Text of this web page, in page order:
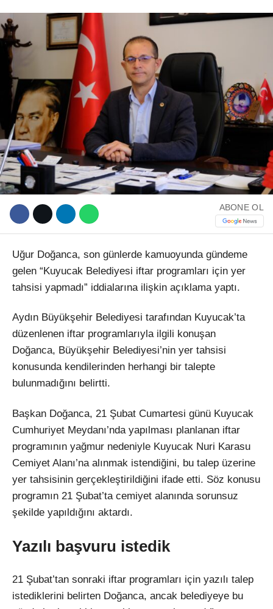
Instagram
Youtube
ABONE OL
Uğur Doğanca, son günlerde kamuoyunda gündeme
gelen “Kuyucak Belediyesi iftar programları için yer
tahsisi yapmadı” iddialarına ilişkin açıklama yaptı.
Aydın Büyükşehir Belediyesi tarafından Kuyucak’ta
düzenlenen iftar programlarıyla ilgili konuşan
Doğanca, Büyükşehir Belediyesi’nin yer tahsisi
konusunda kendilerinden herhangi bir talepte
bulunmadığını belirtti.
Başkan Doğanca, 21 Şubat Cumartesi günü Kuyucak
Cumhuriyet Meydanı’nda yapılması planlanan iftar
programının yağmur nedeniyle Kuyucak Nuri Karasu
Cemiyet Alanı’na alınmak istendiğini, bu talep üzerine
yer tahsisinin gerçekleştirildiğini ifade etti. Söz konusu
programın 21 Şubat’ta cemiyet alanında sorunsuz
şekilde yapıldığını aktardı.
Yazılı başvuru istedik
21 Şubat’tan sonraki iftar programları için yazılı talep
istediklerini belirten Doğanca, ancak belediyeye bu